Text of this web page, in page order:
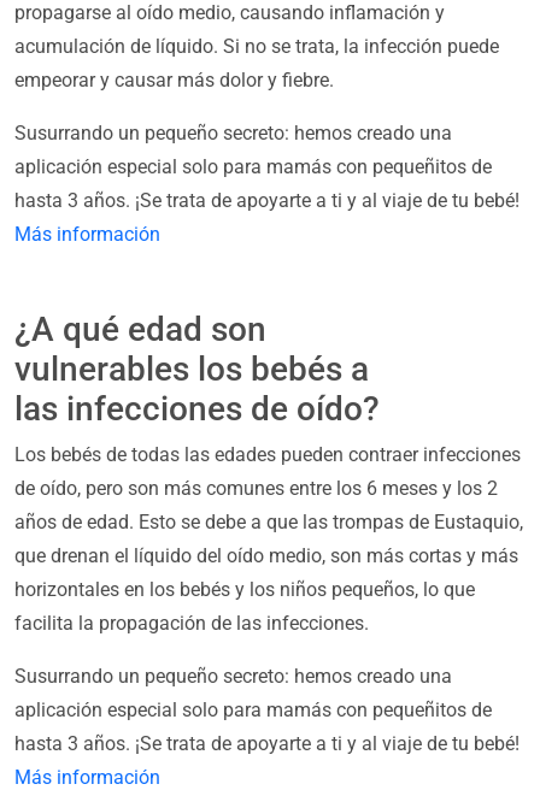
propagarse al oído medio, causando inflamación y
acumulación de líquido. Si no se trata, la infección puede
empeorar y causar más dolor y fiebre.
Susurrando un pequeño secreto: hemos creado una
aplicación especial solo para mamás con pequeñitos de
hasta 3 años. ¡Se trata de apoyarte a ti y al viaje de tu bebé!
Más información
¿A qué edad son
vulnerables los bebés a
las infecciones de oído?
Los bebés de todas las edades pueden contraer infecciones
de oído, pero son más comunes entre los 6 meses y los 2
años de edad. Esto se debe a que las trompas de Eustaquio,
que drenan el líquido del oído medio, son más cortas y más
horizontales en los bebés y los niños pequeños, lo que
facilita la propagación de las infecciones.
Susurrando un pequeño secreto: hemos creado una
aplicación especial solo para mamás con pequeñitos de
hasta 3 años. ¡Se trata de apoyarte a ti y al viaje de tu bebé!
Más información